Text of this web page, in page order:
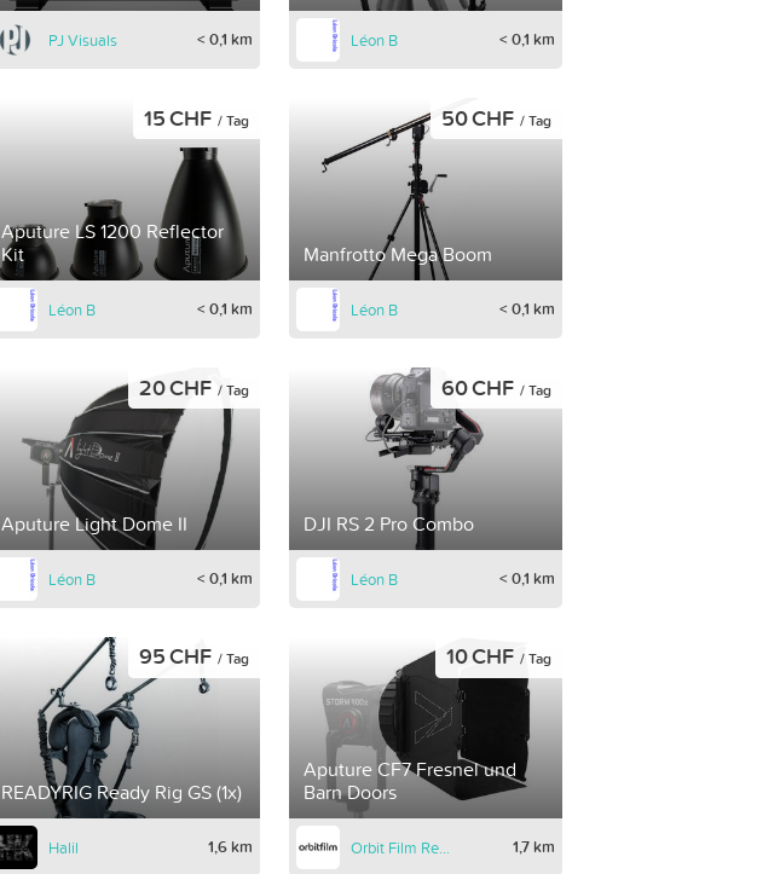
PJ Visuals < 0,1 km Léon B < 0,1 km
Aputure LS 1200 Reflector
Kit
15 CHF / Tag
Léon B < 0,1 km
Manfrotto Mega Boom
50 CHF / Tag
Léon B < 0,1 km
Aputure Light Dome II
20 CHF / Tag
Léon B < 0,1 km
DJI RS 2 Pro Combo
60 CHF / Tag
Léon B < 0,1 km
READYRIG Ready Rig GS (1x)
95 CHF / Tag
Halil 1,6 km
Aputure CF7 Fresnel und
Barn Doors
10 CHF / Tag
Orbit Film Rental 1,7 km